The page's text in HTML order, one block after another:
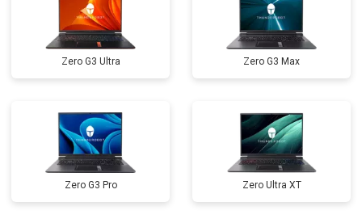
Замена оперативной памяти от 1100 ₽ Заказать
Прошивка BIOS от 1500 ₽ Заказать
Замена северного моста от 3500 ₽
Zero G3 Ultra Zero G3 Max
Zero G3 Pro Zero Ultra XT